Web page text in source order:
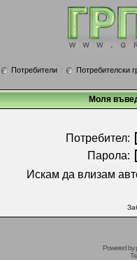
Потребители
Потребителски
Моля
Потребител:
Парола:
Искам да влизам
Powered by